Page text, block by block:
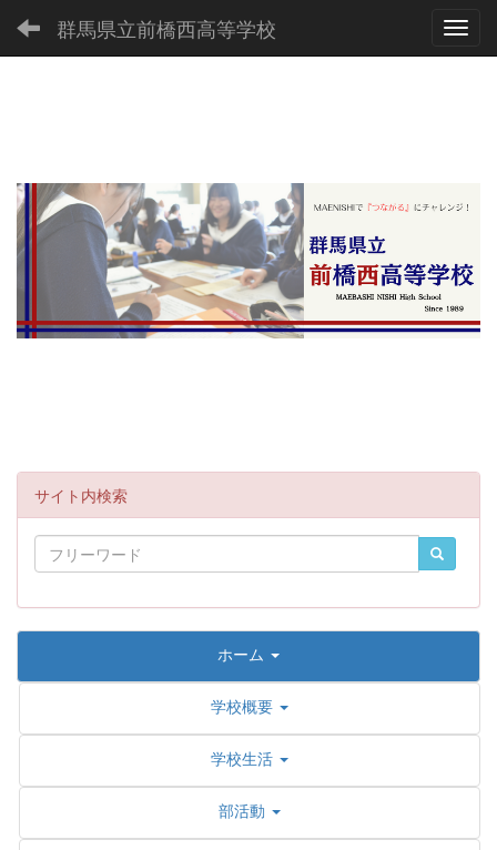
群馬県立前橋西高等学校
サイト内検索
ホーム
学校概要
学校生活
部活動